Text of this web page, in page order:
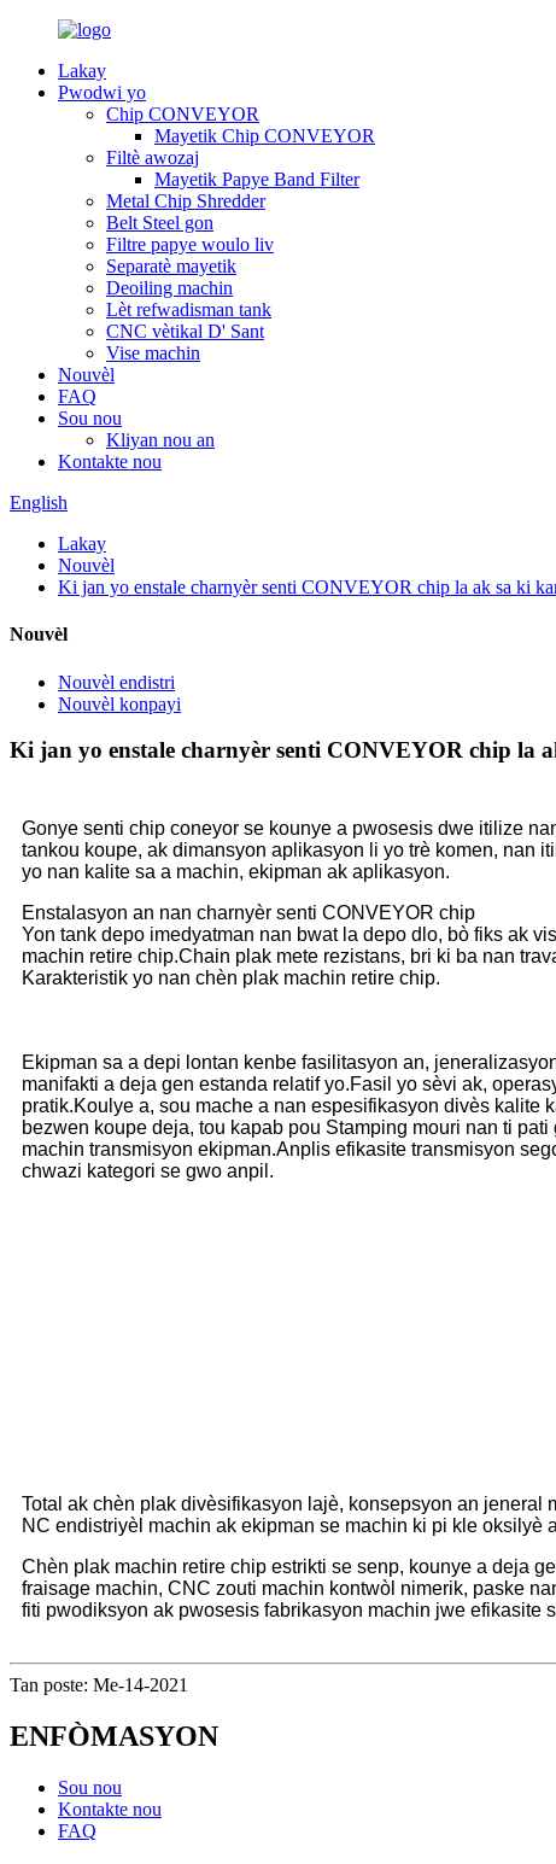
Lakay
Pwodwi yo
Chip CONVEYOR
Mayetik Chip CONVEYOR
Filtè awozaj
Mayetik Papye Band Filter
Metal Chip Shredder
Belt Steel gon
Filtre papye woulo liv
Separatè mayetik
Deoiling machin
Lèt refwadisman tank
CNC vètikal D' Sant
Vise machin
Nouvèl
FAQ
Sou nou
Kliyan nou an
Kontakte nou
English
Lakay
Nouvèl
Ki jan yo enstale charnyèr senti CONVEYOR chip la ak sa ki
Nouvèl
Nouvèl endistri
Nouvèl konpayi
Ki jan yo enstale charnyèr senti CONVEYOR chip la
Gonye senti chip coneyor se kounye a pwosesis dwe itilize
tankou koupe, ak dimansyon aplikasyon li yo trè komen, nan
yo nan kalite sa a machin, ekipman ak aplikasyon.
Enstalasyon an nan charnyèr senti CONVEYOR chip
Yon tank depo imedyatman nan bwat la depo dlo, bò fiks ak
machin retire chip.Chain plak mete rezistans, bri ki ba nan
Karakteristik yo nan chèn plak machin retire chip.
Ekipman sa a depi lontan kenbe fasilitasyon an,
manifakti a deja gen estanda relatif yo.Fasil yo sèvi ak,
pratik.Koulye a, sou mache a nan espesifikasyon divès kalite
bezwen koupe deja, tou kapab pou Stamping mouri nan ti pati
machin transmisyon ekipman.Anplis efikasite transmisyon
chwazi kategori se gwo anpil.
Total ak chèn plak divèsifikasyon lajè, konsepsyon an
NC endistriyèl machin ak ekipman se machin ki pi kle oksilyè
Chèn plak machin retire chip estrikti se senp, kounye a deja
fraisage machin, CNC zouti machin kontwòl nimerik, paske
fiti pwodiksyon ak pwosesis fabrikasyon machin jwe efikasite
Tan poste: Me-14-2021
ENFÒMASYON
Sou nou
Kontakte nou
FAQ